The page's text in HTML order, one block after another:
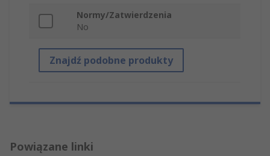
Normy/Zatwierdzenia
No
Znajdź podobne produkty
Powiązane linki